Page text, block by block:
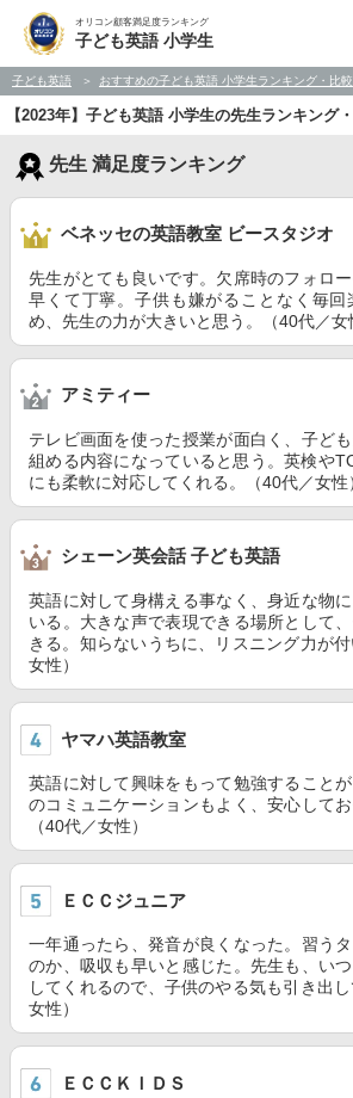
オリコン顧客満足度ランキング
子ども英語 小学生
子ども英語 おすすめの子ども英語 小学生ランキング・比較
【2023年】子ども英語 小学生の先生ランキング
先生 満足度ランキング
ベネッセの英語教室 ビースタジオ
先生がとても良いです。欠席時のフォロ
早くて丁寧。子供も嫌がることなく毎回
め、先生の力が大きいと思う。（40代／女
アミティー
テレビ画面を使った授業が面白く、子ど
組める内容になっていると思う。英検や
にも柔軟に対応してくれる。（40代／女性
シェーン英会話 子ども英語
英語に対して身構える事なく、身近な物
いる。大きな声で表現できる場所として
きる。知らないうちに、リスニング力が
女性）
ヤマハ英語教室
英語に対して興味をもって勉強すること
のコミュニケーションもよく、安心してお
（40代／女性）
ＥＣＣジュニア
一年通ったら、発音が良くなった。習う
のか、吸収も早いと感じた。先生も、い
してくれるので、子供のやる気も引き出
女性）
ＥＣＣＫＩＤＳ